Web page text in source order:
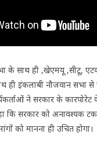
के साथ ही ,खेएमयू ,सीटू,
ही इंकलाबी नौजवान सभा
ने सरकार के
कि सरकार को अनावश्यक
को मानना ही उचित होगा।